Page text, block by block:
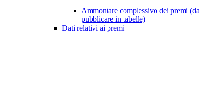
Ammontare complessivo dei premi (da
pubblicare in tabelle)
Dati relativi ai premi